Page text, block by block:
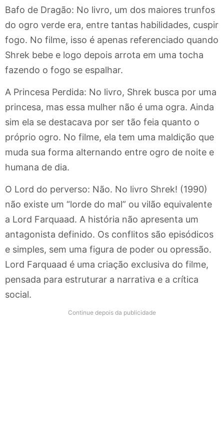
Bafo de Dragão: No livro, um dos maiores trunfos
do ogro verde era, entre tantas habilidades, cuspir
fogo. No filme, isso é apenas referenciado quando
Shrek bebe e logo depois arrota em uma tocha
fazendo o fogo se espalhar.
A Princesa Perdida: No livro, Shrek busca por uma
princesa, mas essa mulher não é uma ogra. Ainda
sim ela se destacava por ser tão feia quanto o
próprio ogro. No filme, ela tem uma maldição que
muda sua forma alternando entre ogro de noite e
humana de dia.
O Lord do perverso: Não. No livro Shrek! (1990)
não existe um “lorde do mal” ou vilão equivalente
a Lord Farquaad. A história não apresenta um
antagonista definido. Os conflitos são episódicos
e simples, sem uma figura de poder ou opressão.
Lord Farquaad é uma criação exclusiva do filme,
pensada para estruturar a narrativa e a crítica
social.
Continue depois da publicidade